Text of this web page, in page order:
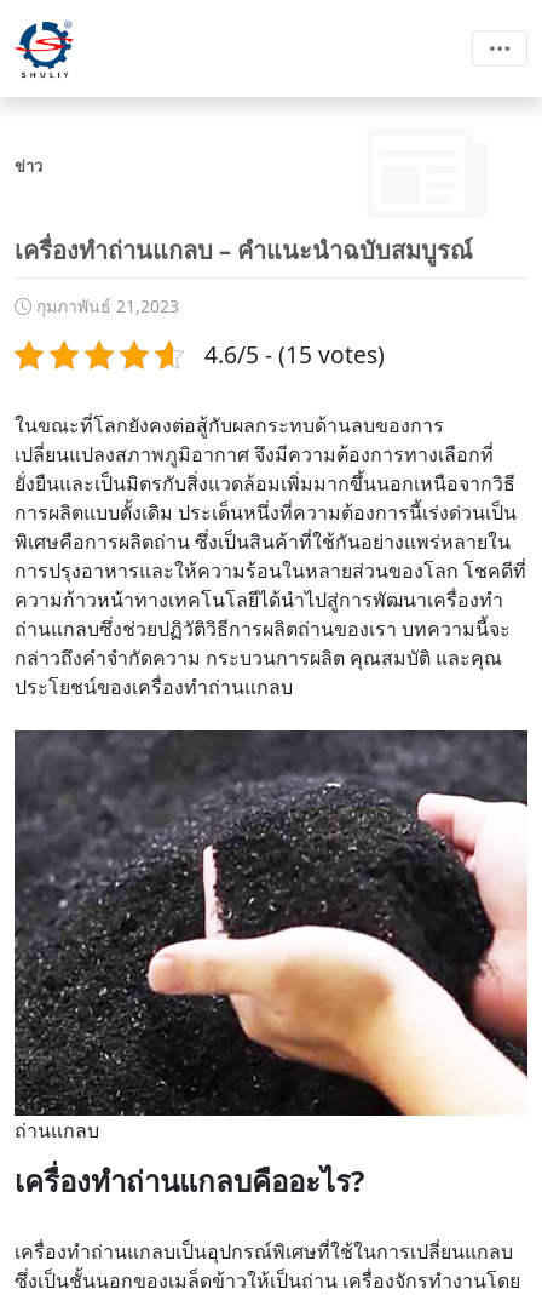
ข่าว
เครื่องทำถ่านแกลบ – คำแนะนำฉบับสมบูรณ์
กุมภาพันธ์ 21,2023
4.6/5 - (15 votes)
ในขณะที่โลกยังคงต่อสู้กับผลกระทบด้านลบของการ
เปลี่ยนแปลงสภาพภูมิอากาศ จึงมีความต้องการทางเลือกที่
ยั่งยืนและเป็นมิตรกับสิ่งแวดล้อมเพิ่มมากขึ้นนอกเหนือจากวิธี
การผลิตแบบดั้งเดิม ประเด็นหนึ่งที่ความต้องการนี้เร่งด่วนเป็น
พิเศษคือการผลิตถ่าน ซึ่งเป็นสินค้าที่ใช้กันอย่างแพร่หลายใน
การปรุงอาหารและให้ความร้อนในหลายส่วนของโลก โชคดีที่
ความก้าวหน้าทางเทคโนโลยีได้นำไปสู่การพัฒนาเครื่องทำ
ถ่านแกลบซึ่งช่วยปฏิวัติวิธีการผลิตถ่านของเรา บทความนี้จะ
กล่าวถึงคำจำกัดความ กระบวนการผลิต คุณสมบัติ และคุณ
ประโยชน์ของเครื่องทำถ่านแกลบ
ถ่านแกลบ
เครื่องทำถ่านแกลบคืออะไร?
เครื่องทำถ่านแกลบเป็นอุปกรณ์พิเศษที่ใช้ในการเปลี่ยนแกลบ
ซึ่งเป็นชั้นนอกของเมล็ดข้าวให้เป็นถ่าน เครื่องจักรทำงานโดย